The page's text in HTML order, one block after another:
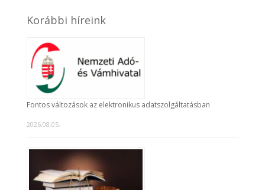
Korábbi híreink
Fontos változások az elektronikus adatszolgáltatásban
2026.08.05.